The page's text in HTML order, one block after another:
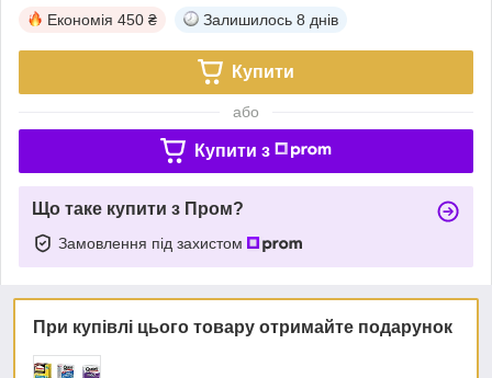
Економія 450 ₴ Залишилось 8 днів
Купити
або
Купити з
Що таке купити з Пром?
Замовлення під захистом
При купівлі цього товару отримайте подарунок